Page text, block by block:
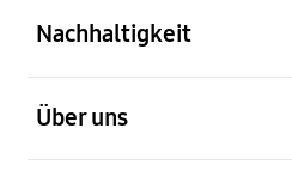
Nachhaltigkeit
Über uns